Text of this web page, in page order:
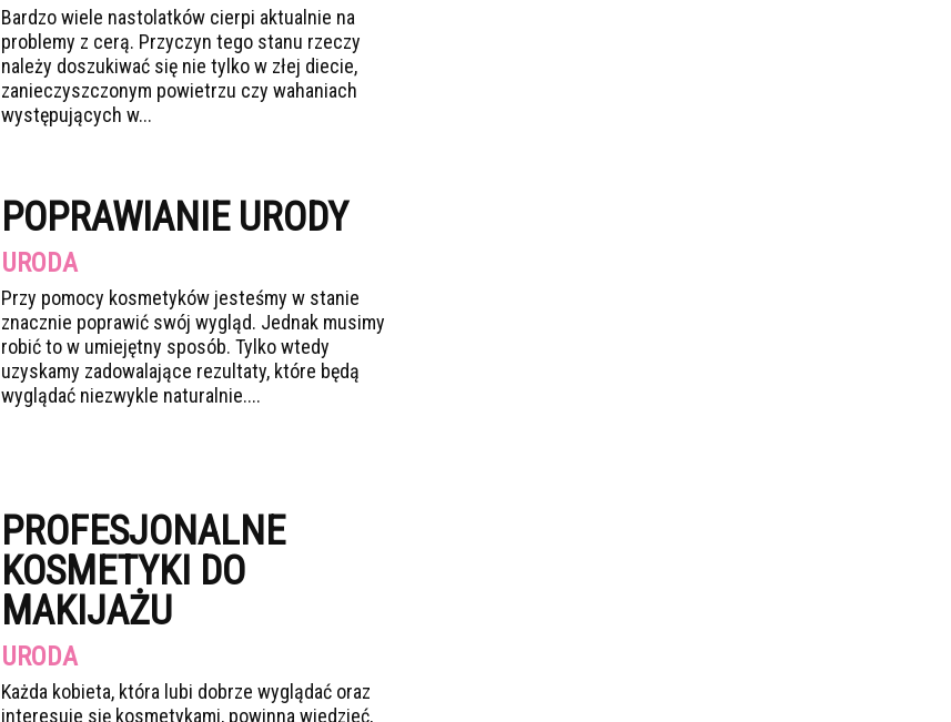
Bardzo wiele nastolatków cierpi aktualnie na
problemy z cerą. Przyczyn tego stanu rzeczy
należy doszukiwać się nie tylko w złej diecie,
zanieczyszczonym powietrzu czy wahaniach
występujących w...
POPRAWIANIE URODY
URODA
Przy pomocy kosmetyków jesteśmy w stanie
znacznie poprawić swój wygląd. Jednak musimy
robić to w umiejętny sposób. Tylko wtedy
uzyskamy zadowalające rezultaty, które będą
wyglądać niezwykle naturalnie....
PROFESJONALNE
KOSMETYKI DO
MAKIJAŻU
URODA
Każda kobieta, która lubi dobrze wyglądać oraz
interesuje się kosmetykami, powinna wiedzieć,